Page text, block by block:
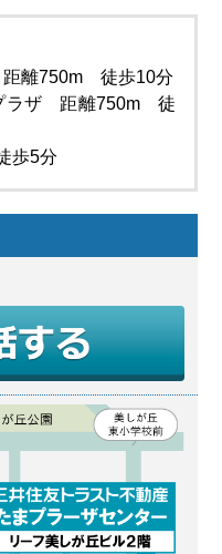
離750m 徒歩10分
ラザ 距離750m 徒
歩5分